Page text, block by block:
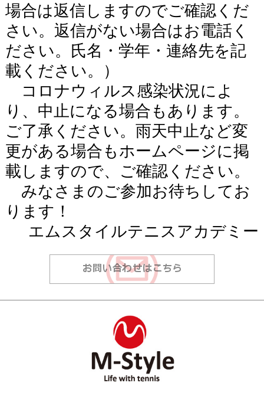
場合は返信しますのでご確認くだ
さい。返信がない場合はお電話く
ださい。氏名・学年・連絡先を記
載ください。）
コロナウィルス感染状況によ
り、中止になる場合もあります。
ご了承ください。雨天中止など変
更がある場合もホームページに掲
載しますので、ご確認ください。
みなさまのご参加お待ちしてお
ります！
エムスタイルテニスアカデミー